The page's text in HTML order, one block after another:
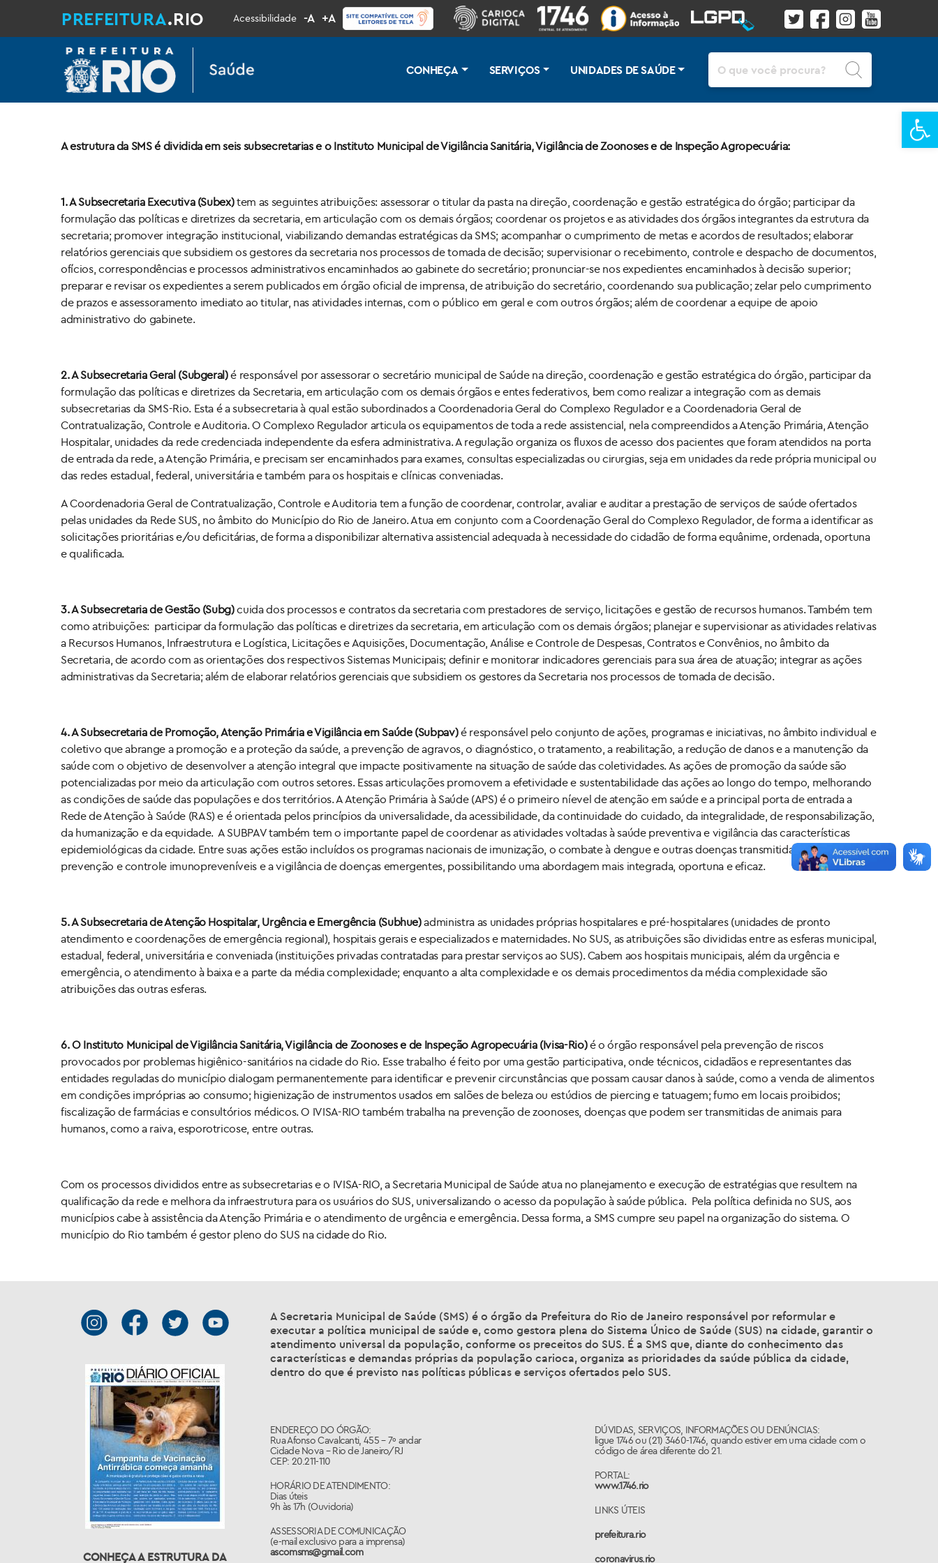
PREFEITURA.RIO Acessibilidade -A +A
CONHEÇA SERVIÇOS UNIDADES DE SAÚDE
A estrutura da SMS é dividida em seis subsecretarias e o Instituto Municipal de Vigilância Sanitária, Vigilância de Zoonoses e de Inspeção Agropecuária:
1. A Subsecretaria Executiva (Subex)tem as seguintes atribuições: assessorar o titular da pasta na direção, coordenação e gestão estratégica do órgão; participar da
formulação das políticas e diretrizes da secretaria, em articulação com os demais órgãos; coordenar os projetos e as atividades dos órgãos integrantes da estrutura da
secretaria; promover integração institucional, viabilizando demandas estratégicas da SMS; acompanhar o cumprimento de metas e acordos de resultados; elaborar
relatórios gerenciais que subsidiem os gestores da secretaria nos processos de tomada de decisão; supervisionar o recebimento, controle e despacho de documentos,
ofícios, correspondências e processos administrativos encaminhados ao gabinete do secretário; pronunciar-se nos expedientes encaminhados à decisão superior;
preparar e revisar os expedientes a serem publicados em órgão oficial de imprensa, de atribuição do secretário, coordenando sua publicação; zelar pelo cumprimento
de prazos e assessoramento imediato ao titular, nas atividades internas, com o público em geral e com outros órgãos; além de coordenar a equipe de apoio
administrativo do gabinete.
2. A Subsecretaria Geral (Subgeral)é responsável por assessorar o secretário municipal de Saúde na direção, coordenação e gestão estratégica do órgão, participar da
formulação das políticas e diretrizes da Secretaria, em articulação com os demais órgãos e entes federativos, bem como realizar a integração com as demais
subsecretarias da SMS-Rio. Esta é a subsecretaria à qual estão subordinados a Coordenadoria Geral do Complexo Regulador e a Coordenadoria Geral de
Contratualização, Controle e Auditoria. O Complexo Regulador articula os equipamentos de toda a rede assistencial, nela compreendidos a Atenção Primária, Atenção
Hospitalar, unidades da rede credenciada independente da esfera administrativa. A regulação organiza os fluxos de acesso dos pacientes que foram atendidos na porta
de entrada da rede, a Atenção Primária, e precisam ser encaminhados para exames, consultas especializadas ou cirurgias, seja em unidades da rede própria municipal ou
das redes estadual, federal, universitária e também para os hospitais e clínicas conveniadas.
A Coordenadoria Geral de Contratualização, Controle e Auditoria tem a função de coordenar, controlar, avaliar e auditar a prestação de serviços de saúde ofertados
pelas unidades da Rede SUS, no âmbito do Município do Rio de Janeiro. Atua em conjunto com a Coordenação Geral do Complexo Regulador, de forma a identificar as
solicitações prioritárias e/ou deficitárias, de forma a disponibilizar alternativa assistencial adequada à necessidade do cidadão de forma equânime, ordenada, oportuna
e qualificada.
3. A Subsecretaria de Gestão (Subg)cuida dos processos e contratos da secretaria com prestadores de serviço, licitações e gestão de recursos humanos. Também tem
como atribuições: participar da formulação das políticas e diretrizes da secretaria, em articulação com os demais órgãos; planejar e supervisionar as atividades relativas
a Recursos Humanos, Infraestrutura e Logística, Licitações e Aquisições, Documentação, Análise e Controle de Despesas, Contratos e Convênios, no âmbito da
Secretaria, de acordo com as orientações dos respectivos Sistemas Municipais; definir e monitorar indicadores gerenciais para sua área de atuação; integrar as ações
administrativas da Secretaria; além de elaborar relatórios gerenciais que subsidiem os gestores da Secretaria nos processos de tomada de decisão.
4. A Subsecretaria de Promoção, Atenção Primária e Vigilância em Saúde (Subpav)é responsável pelo conjunto de ações, programas e iniciativas, no âmbito individual e
coletivo que abrange a promoção e a proteção da saúde, a prevenção de agravos, o diagnóstico, o tratamento, a reabilitação, a redução de danos e a manutenção da
saúde com o objetivo de desenvolver a atenção integral que impacte positivamente na situação de saúde das coletividades. As ações de promoção da saúde são
potencializadas por meio da articulação com outros setores. Essas articulações promovem a efetividade e sustentabilidade das ações ao longo do tempo, melhorando
as condições de saúde das populações e dos territórios. A Atenção Primária à Saúde (APS) é o primeiro níevel de atenção em saúde e a principal porta de entrada a
Rede de Atenção à Saúde (RAS) e é orientada pelos princípios da universalidade, da acessibilidade, da continuidade do cuidado, da integralidade, de responsabilização,
da humanização e da equidade. A SUBPAV também tem o importante papel de coordenar as atividades voltadas à saúde preventiva e vigilância das características
epidemiológicas da cidade. Entre suas ações estão incluídos os programas nacionais de imunização, o combate à dengue e outras doenças transmitidas por vetores,
prevenção e controle imunopreveníveis e a vigilância de doenças emergentes, possibilitando uma abordagem mais integrada, oportuna e eficaz.
5. A Subsecretaria de Atenção Hospitalar, Urgência e Emergência (Subhue)administra as unidades próprias hospitalares e pré-hospitalares (unidades de pronto
atendimento e coordenações de emergência regional), hospitais gerais e especializados e maternidades. No SUS, as atribuições são divididas entre as esferas municipal,
estadual, federal, universitária e conveniada (instituições privadas contratadas para prestar serviços ao SUS). Cabem aos hospitais municipais, além da urgência e
emergência, o atendimento à baixa e a parte da média complexidade; enquanto a alta complexidade e os demais procedimentos da média complexidade são
atribuições das outras esferas.
6. O Instituto Municipal de Vigilância Sanitária, Vigilância de Zoonoses e de Inspeção Agropecuária (Ivisa-Rio)é o órgão responsável pela prevenção de riscos
provocados por problemas higiênico-sanitários na cidade do Rio. Esse trabalho é feito por uma gestão participativa, onde técnicos, cidadãos e representantes das
entidades reguladas do município dialogam permanentemente para identificar e prevenir circunstâncias que possam causar danos à saúde, como a venda de alimentos
em condições impróprias ao consumo; higienização de instrumentos usados em salões de beleza ou estúdios de piercing e tatuagem; fumo em locais proibidos;
fiscalização de farmácias e consultórios médicos. O IVISA-RIO também trabalha na prevenção de zoonoses, doenças que podem ser transmitidas de animais para
humanos, como a raiva, esporotricose, entre outras.
Com os processos divididos entre as subsecretarias e o IVISA-RIO, a Secretaria Municipal de Saúde atua no planejamento e execução de estratégias que resultem na
qualificação da rede e melhora da infraestrutura para os usuários do SUS, universalizando o acesso da população à saúde pública. Pela política definida no SUS, aos
municípios cabe à assistência da Atenção Primária e o atendimento de urgência e emergência. Dessa forma, a SMS cumpre seu papel na organização do sistema. O
município do Rio também é gestor pleno do SUS na cidade do Rio.
CONHEÇA A ESTRUTURA DA
A Secretaria Municipal de Saúde (SMS) é o órgão da Prefeitura do Rio de Janeiro responsável por reformular e
executar a política municipal de saúde e, como gestora plena do Sistema Único de Saúde (SUS) na cidade, garantir o
atendimento universal da população, conforme os preceitos do SUS. É a SMS que, diante do conhecimento das
características e demandas próprias da população carioca, organiza as prioridades da saúde pública da cidade,
dentro do que é previsto nas políticas públicas e serviços ofertados pelo SUS.
ENDEREÇO DO ÓRGÃO:
Rua Afonso Cavalcanti, 455 – 7º andar
Cidade Nova – Rio de Janeiro/RJ
CEP: 20.211-110
HORÁRIO DE ATENDIMENTO:
Dias úteis
9h às 17h (Ouvidoria)
ASSESSORIA DE COMUNICAÇÃO
(e-mail exclusivo para a imprensa)
ascomsms@gmail.com
DÚVIDAS, SERVIÇOS, INFORMAÇÕES OU DENÚNCIAS:
ligue 1746 ou (21) 3460-1746, quando estiver em uma cidade com o
código de área diferente do 21.
PORTAL:
www.1746.rio
LINKS ÚTEIS
prefeitura.rio
coronavirus.rio